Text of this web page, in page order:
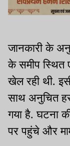
जानकारी के
के समीप स्थित
खेल रही थी.
साथ अनुचित
गया है. घटना
पर पहुंचे और